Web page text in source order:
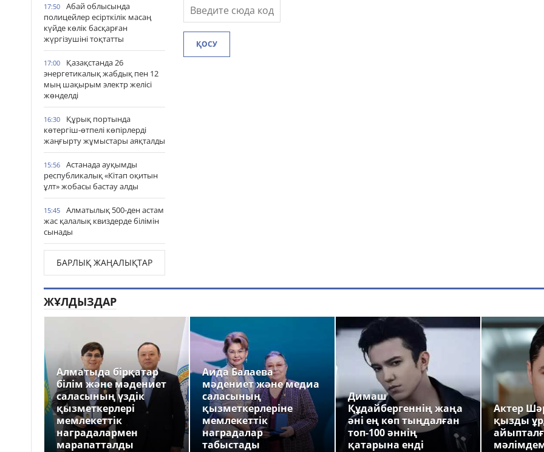
17:50
Абай облысында
полицейлер есірткілік масаң
күйде көлік басқарған
жүргізушіні тоқтатты
17:00
Қазақстанда 26
энергетикалық жабдық пен 12
мың шақырым электр желісі
жөнделді
16:30
Құрық портында
көтергіш-өтпелі көпірлерді
жаңғырту жұмыстары аяқталды
15:56
Астанада ауқымды
республикалық «Кітап оқитын
ұлт» жобасы бастау алды
15:45
Алматылық 500-ден астам
жас қалалық квиздерде білімін
сынады
БАРЛЫҚ ЖАҢАЛЫҚТАР
ҚОСУ
ЖҰЛДЫЗДАР
Алматыда бірқатар
білім және мәдениет
саласының үздік
қызметкерлері
мемлекеттік
наградалармен
марапатталды
Аида Балаева
мәдениет және медиа
саласының
қызметкерлеріне
мемлекеттік
наградалар
табыстады
Димаш
Құдайбергеннің жаңа
әні ең көп тыңдалған
топ-100 әннің
қатарына енді
Актер
қызды